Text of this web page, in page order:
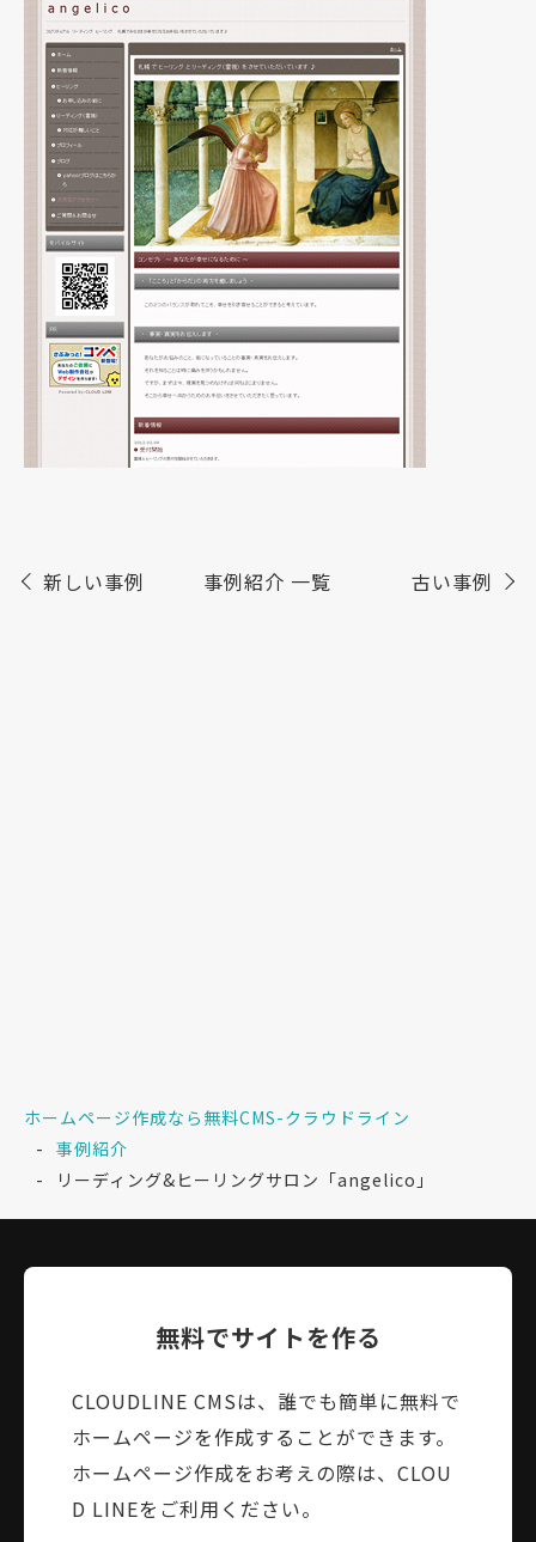
新しい事例 事例紹介 一覧 古い事例
ホームページ作成なら無料CMS-クラウドライン
事例紹介
リーディング&ヒーリングサロン「angelico」
無料でサイトを作る
CLOUDLINE CMSは、誰でも簡単に無料で
ホームページを作成することができます。
ホームページ作成をお考えの際は、CLOU
D LINEをご利用ください。